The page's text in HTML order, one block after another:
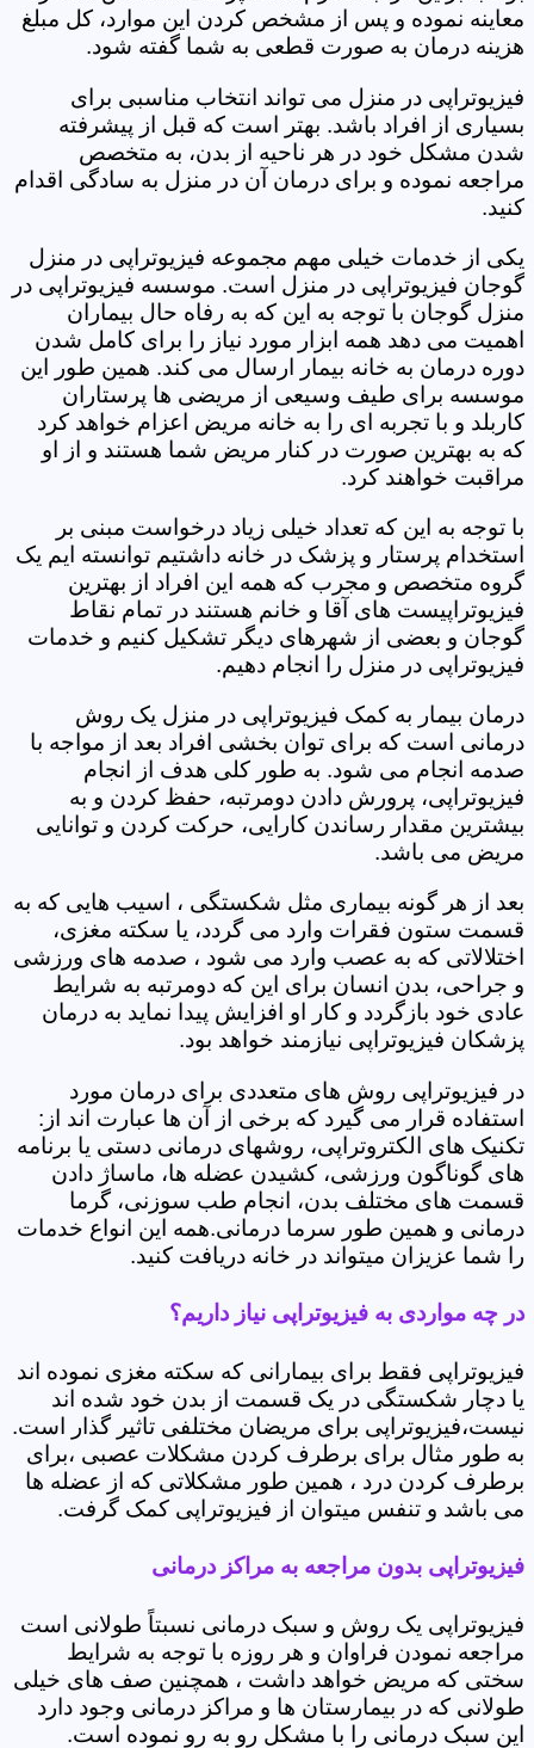
معاینه نموده و پس از مشخص کردن این موارد، کل مبلغ
هزینه درمان به صورت قطعی به شما گفته شود.
فیزیوتراپی در منزل می تواند انتخاب مناسبی برای
بسیاری از افراد باشد. بهتر است که قبل از پیشرفته
شدن مشکل خود در هر ناحیه از بدن، به متخصص
مراجعه نموده و برای درمان آن در منزل به سادگی اقدام
کنید.
یکی از خدمات خیلی مهم مجموعه فیزیوتراپی در منزل
گوجان فیزیوتراپی در منزل است. موسسه فیزیوتراپی در
منزل گوجان با توجه به این که به رفاه حال بیماران
اهمیت می دهد همه ابزار مورد نیاز را برای کامل شدن
دوره درمان به خانه بیمار ارسال می کند. همین طور این
موسسه برای طیف وسیعی از مریضی ها پرستاران
کاربلد و با تجربه ای را به خانه مریض اعزام خواهد کرد
که به بهترین صورت در کنار مریض شما هستند و از او
مراقبت خواهند کرد.
با توجه به این که تعداد خیلی زیاد درخواست مبنی بر
استخدام پرستار و پزشک در خانه داشتیم توانسته ایم یک
گروه متخصص و مجرب که همه این افراد از بهترین
فیزیوتراپیست های آقا و خانم هستند در تمام نقاط
گوجان و بعضی از شهرهای دیگر تشکیل کنیم و خدمات
فیزیوتراپی در منزل را انجام دهیم.
درمان بیمار به کمک فیزیوتراپی در منزل یک روش
درمانی است که برای توان بخشی افراد بعد از مواجه با
صدمه انجام می شود. به طور کلی هدف از انجام
فیزیوتراپی، پرورش دادن دومرتبه، حفظ کردن و به
بیشترین مقدار رساندن کارایی، حرکت کردن و توانایی
مریض می باشد.
بعد از هر گونه بیماری مثل شکستگی ، اسیب هایی که به
قسمت ستون فقرات وارد می گردد، یا سکته مغزی،
اختلالاتی که به عصب وارد می شود ، صدمه های ورزشی
و جراحی، بدن انسان برای این که دومرتبه به شرایط
عادی خود بازگردد و کار او افزایش پیدا نماید به درمان
پزشکان فیزیوتراپی نیازمند خواهد بود.
در فیزیوتراپی روش های متعددی برای درمان مورد
استفاده قرار می گیرد که برخی از آن ها عبارت اند از:
تکنیک های الکتروتراپی، روشهای درمانی دستی یا برنامه
های گوناگون ورزشی، کشیدن عضله ها، ماساژ دادن
قسمت های مختلف بدن، انجام طب سوزنی، گرما
درمانی و همین طور سرما درمانی.همه این انواع خدمات
را شما عزیزان میتواند در خانه دریافت کنید.
در چه مواردی به فیزیوتراپی نیاز داریم؟
فیزیوتراپی فقط برای بیمارانی که سکته مغزی نموده اند
یا دچار شکستگی در یک قسمت از بدن خود شده اند
نیست،فیزیوتراپی برای مریضان مختلفی تاثیر گذار است.
به طور مثال برای برطرف کردن مشکلات عصبی ،برای
برطرف کردن درد ، همین طور مشکلاتی که از عضله ها
می باشد و تنفس میتوان از فیزیوتراپی کمک گرفت.
فیزیوتراپی بدون مراجعه به مراکز درمانی
فیزیوتراپی یک روش و سبک درمانی نسبتاً طولانی است
مراجعه نمودن فراوان و هر روزه با توجه به شرایط
سختی که مریض خواهد داشت ، همچنین صف های خیلی
طولانی که در بیمارستان ها و مراکز درمانی وجود دارد
این سبک درمانی را با مشکل رو به رو نموده است.